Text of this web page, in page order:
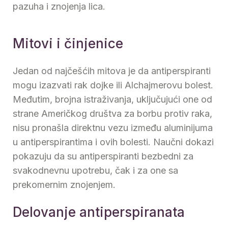
pazuha i znojenja lica.
Mitovi i činjenice
Jedan od najčešćih mitova je da antiperspiranti
mogu izazvati rak dojke ili Alchajmerovu bolest.
Međutim, brojna istraživanja, uključujući one od
strane Američkog društva za borbu protiv raka,
nisu pronašla direktnu vezu između aluminijuma
u antiperspirantima i ovih bolesti. Naučni dokazi
pokazuju da su antiperspiranti bezbedni za
svakodnevnu upotrebu, čak i za one sa
prekomernim znojenjem.
Delovanje antiperspiranata